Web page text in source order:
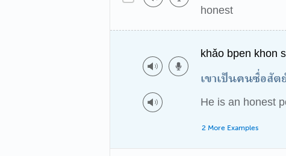
honest
khǎo bpen khon
เขาเป็นคนซื่อสัต
He is an honest
2 More Examples